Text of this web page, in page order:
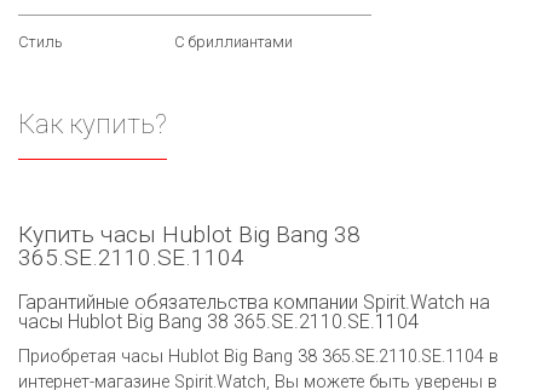
Стиль С бриллиантами
Как купить?
Купить часы Hublot Big Bang 38
365.SE.2110.SE.1104
Гарантийные обязательства компании Spirit.Watch на
часы Hublot Big Bang 38 365.SE.2110.SE.1104
Приобретая часы Hublot Big Bang 38 365.SE.2110.SE.1104 в
интернет-магазине Spirit.Watch, Вы можете быть уверены в